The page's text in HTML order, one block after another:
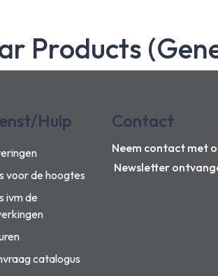
Products
Hulp
voor de hoogtes
ivm de
catalogus
Contact
Neem contact met
Newsletter